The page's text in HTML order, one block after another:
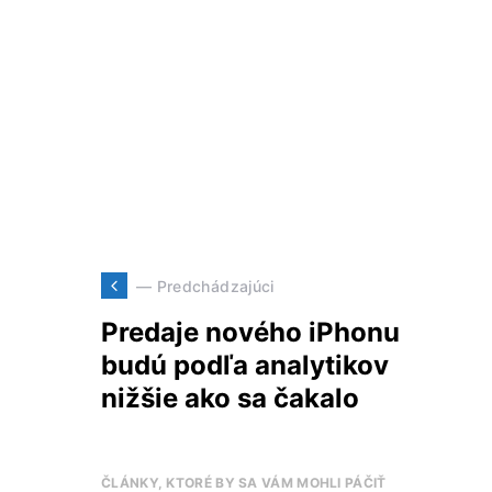
— Predchádzajúci
Predaje nového iPhonu
budú podľa analytikov
nižšie ako sa čakalo
ČLÁNKY, KTORÉ BY SA VÁM MOHLI PÁČIŤ